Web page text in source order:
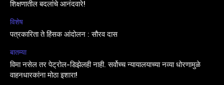
शिक्षणातील बदलांचे आनंदवारे!
विशेष
पत्रकारिता ते हिंसक आंदोलन : सौरव दास
बातम्या
विमा नसेल तर पेट्रोल-डिझेलही नाही. सर्वोच्च न्यायालयाच्या नव्या धोरणामुळे
वाहनधारकांना मोठा इशारा!